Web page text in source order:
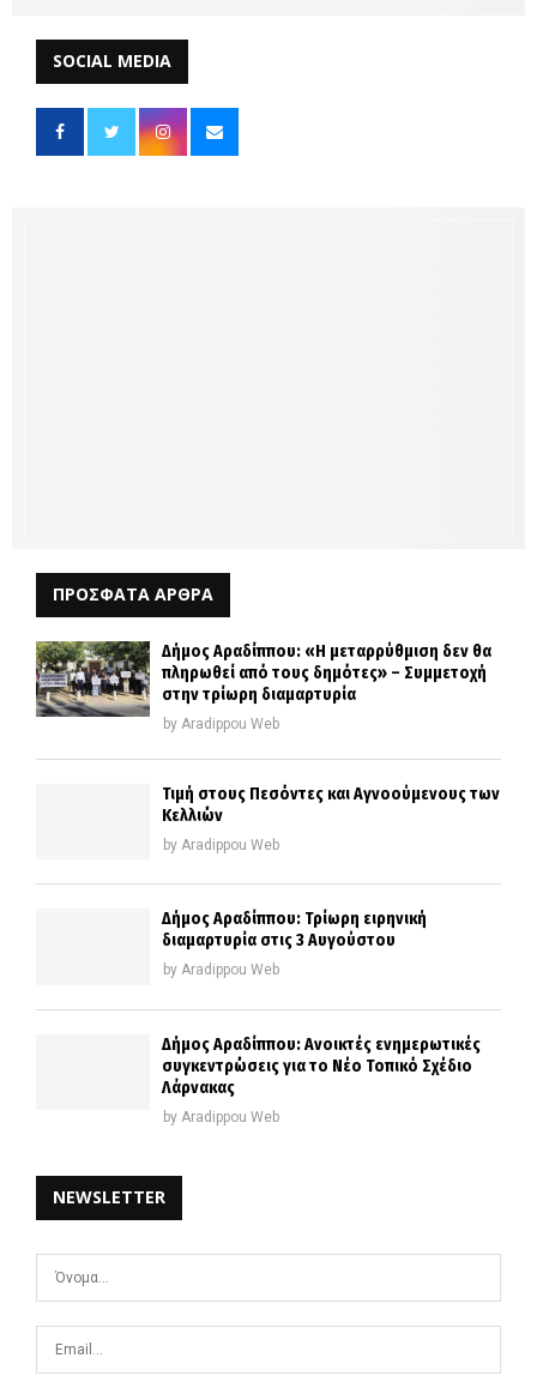
SOCIAL MEDIA
ΠΡΟΣΦΑΤΑ ΑΡΘΡΑ
Δήμος Αραδίππου: «Η μεταρρύθμιση δεν θα
πληρωθεί από τους δημότες» – Συμμετοχή
στην τρίωρη διαμαρτυρία
by Aradippou Web
Τιμή στους Πεσόντες και Αγνοούμενους των
Κελλιών
by Aradippou Web
Δήμος Αραδίππου: Τρίωρη ειρηνική
διαμαρτυρία στις 3 Αυγούστου
by Aradippou Web
Δήμος Αραδίππου: Ανοικτές ενημερωτικές
συγκεντρώσεις για το Νέο Τοπικό Σχέδιο
Λάρνακας
by Aradippou Web
NEWSLETTER